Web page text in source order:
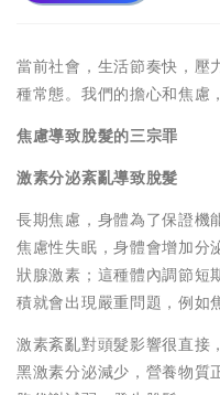
當前社會，生活節奏快，壓
種常態。我們的擔心和焦慮
焦慮導致脫髮的三宗罪
激素分泌紊亂導致脫髮
長期焦慮，身體為了保證機
焦慮性失眠，身體會增加分
狀腺激素；這種體內調節短
積就會出現嚴重問題，例如
激素紊亂對頭髮影響很直接
黑激素分泌減少，營養物質